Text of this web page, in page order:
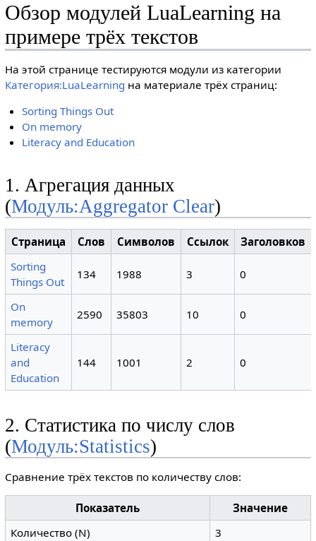
Обзор модулей LuaLearning на
примере трёх текстов
На этой странице тестируются модули из категории
Категория:LuaLearning на материале трёх страниц:
Sorting Things Out
On memory
Literacy and Education
1. Агрегация данных
(Модуль:Aggregator Clear)
Страница Слов Символов Ссылок
Заголовков
Sorting
Things Out
134 1988 3 0
On
memory
2590 35803 10 0
Literacy
and
Education
144 1001 2 0
2. Статистика по числу слов
(Модуль:Statistics)
Сравнение трёх текстов по количеству слов:
Показатель
Значение
Количество (N)
3